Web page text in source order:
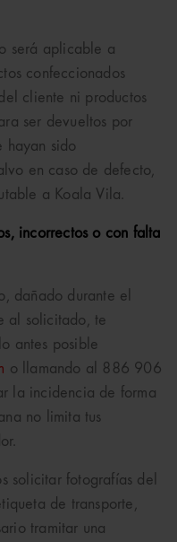
será aplicable a
confeccionados
cliente ni productos
ser devueltos por
hayan sido
en caso de defecto,
a Koala Vila.
incorrectos o con falta
dañado durante el
al solicitado, te
antes posible
o llamando al 886 906
la incidencia de forma
no limita tus
solicitar fotografías del
de transporte,
tramitar una